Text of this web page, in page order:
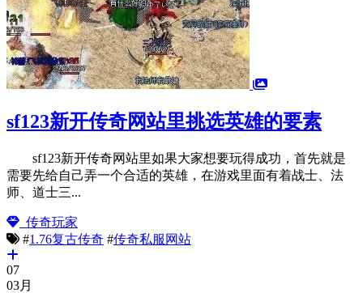
sf123新开传奇网站里挑选英雄的要素
sf123新开传奇网站里如果大家想要玩得成功，首先就是
需要先给自己弄一个合适的英雄，在游戏里面有着战士、法
师、道士三...
传奇玩家
#1.76复古传奇 #传奇私服网站
07
03月